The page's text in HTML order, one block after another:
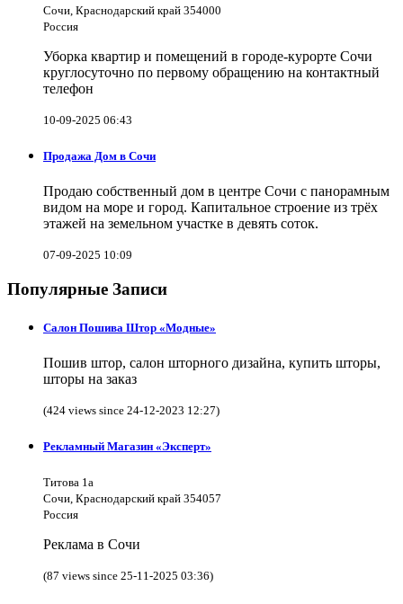
Сочи, Краснодарский край 354000
Россия
Уборка квартир и помещений в городе-курорте Сочи
круглосуточно по первому обращению на контактный
телефон
10-09-2025 06:43
Продажа Дом в Сочи
Продаю собственный дом в центре Сочи с панорамным
видом на море и город. Капитальное строение из трёх
этажей на земельном участке в девять соток.
07-09-2025 10:09
Популярные Записи
Салон Пошива Штор «Модные»
Пошив штор, салон шторного дизайна, купить шторы,
шторы на заказ
(424 views since 24-12-2023 12:27)
Рекламный Магазин «Эксперт»
Титова 1а
Сочи, Краснодарский край 354057
Россия
Реклама в Сочи
(87 views since 25-11-2025 03:36)